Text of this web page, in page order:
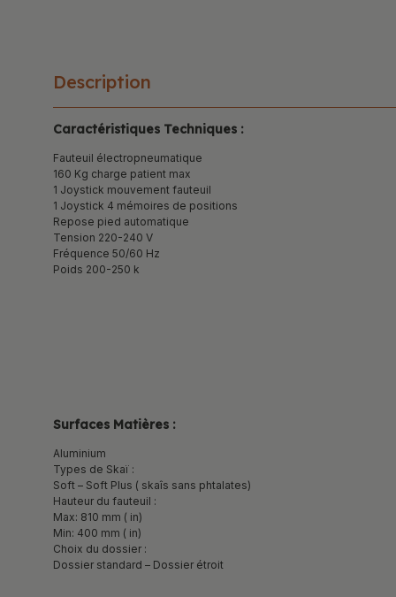
Description
Caractéristiques Techniques :
Fauteuil électropneumatique
160 Kg charge patient max
1 Joystick mouvement fauteuil
1 Joystick 4 mémoires de positions
Repose pied automatique
Tension 220-240 V
Fréquence 50/60 Hz
Poids 200-250 k
Surfaces Matières :
Aluminium
Types de Skaï :
Soft – Soft Plus ( skaîs sans phtalates)
Hauteur du fauteuil :
Max: 810 mm ( in)
Min: 400 mm ( in)
Choix du dossier :
Dossier standard – Dossier étroit